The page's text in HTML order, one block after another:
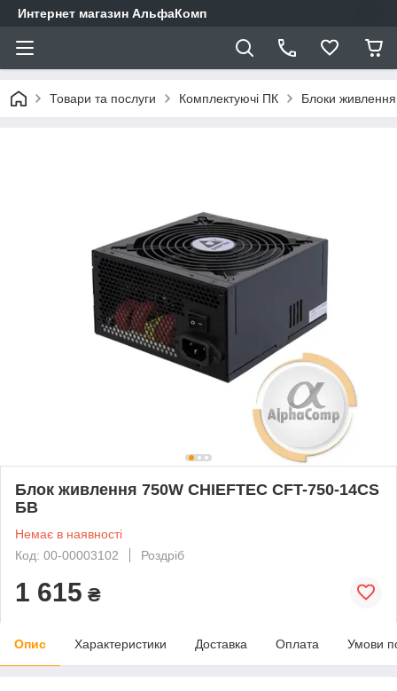
Интернет магазин АльфаКомп
Товари та послуги Комплектуючі ПК Блоки живлення
Блок живлення 750W CHIEFTEC CFT-750-14CS
БВ
Немає в наявності
Код: 00-00003102
Роздріб
1 615 ₴
Опис Характеристики Доставка Оплата Умови